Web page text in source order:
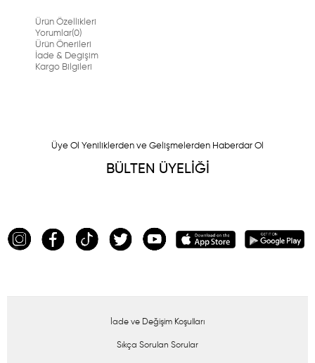
Ürün Özellikleri
Yorumlar(0)
Ürün Önerileri
İade & Degişim
Kargo Bilgileri
Üye Ol Yeniliklerden ve Gelişmelerden Haberdar Ol
BÜLTEN ÜYELİĞİ
İade ve Değişim Koşulları
Sıkça Sorulan Sorular